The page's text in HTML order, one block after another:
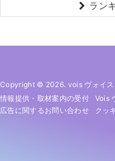
ラン
Copyright © 2026. vois ヴォイス
情報提供・取材案内の受付
Vois
広告に関するお問い合わせ
クッ